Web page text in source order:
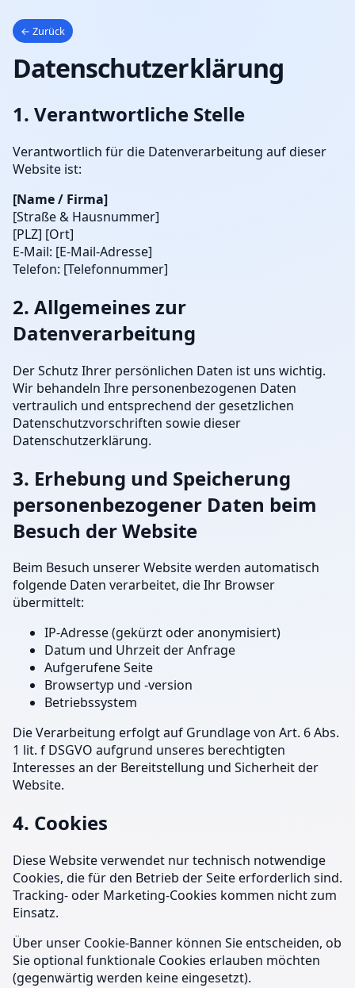
← Zurück
Datenschutzerklärung
1. Verantwortliche Stelle
Verantwortlich für die Datenverarbeitung auf dieser
Website ist:
[Name / Firma]
[Straße & Hausnummer]
[PLZ] [Ort]
E-Mail: [E-Mail-Adresse]
Telefon: [Telefonnummer]
2. Allgemeines zur
Datenverarbeitung
Der Schutz Ihrer persönlichen Daten ist uns wichtig.
Wir behandeln Ihre personenbezogenen Daten
vertraulich und entsprechend der gesetzlichen
Datenschutzvorschriften sowie dieser
Datenschutzerklärung.
3. Erhebung und Speicherung
personenbezogener Daten beim
Besuch der Website
Beim Besuch unserer Website werden automatisch
folgende Daten verarbeitet, die Ihr Browser
übermittelt:
IP-Adresse (gekürzt oder anonymisiert)
Datum und Uhrzeit der Anfrage
Aufgerufene Seite
Browsertyp und -version
Betriebssystem
Die Verarbeitung erfolgt auf Grundlage von Art. 6 Abs.
1 lit. f DSGVO aufgrund unseres berechtigten
Interesses an der Bereitstellung und Sicherheit der
Website.
4. Cookies
Diese Website verwendet nur technisch notwendige
Cookies, die für den Betrieb der Seite erforderlich sind.
Tracking- oder Marketing-Cookies kommen nicht zum
Einsatz.
Über unser Cookie-Banner können Sie entscheiden, ob
Sie optional funktionale Cookies erlauben möchten
(gegenwärtig werden keine eingesetzt).